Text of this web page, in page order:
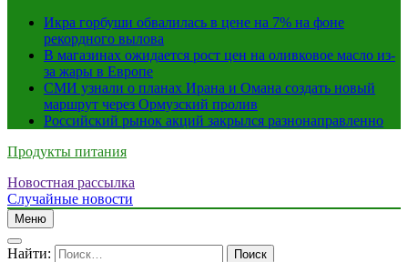
Икра горбуши обвалилась в цене на 7% на фоне
рекордного вылова
В магазинах ожидается рост цен на оливковое масло из-
за жары в Европе
СМИ узнали о планах Ирана и Омана создать новый
маршрут через Ормузский пролив
Российский рынок акций закрылся разнонаправленно
Продукты питания
Новостная рассылка
Случайные новости
Меню
Найти: